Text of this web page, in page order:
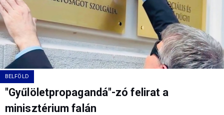
BELFÖLD
"Gyűlöletpropagandá"-zó felirat a
minisztérium falán